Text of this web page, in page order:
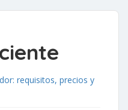
requisitos, precios y